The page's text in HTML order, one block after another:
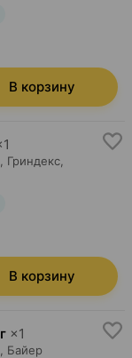
В корзину
1
Гриндекс,
В корзину
×1
Байер